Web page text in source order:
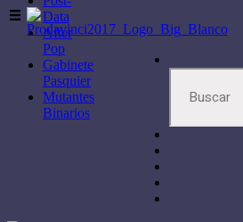
Data
After
Pop
Gabinete
Pasquier
Mutantes
Binarios